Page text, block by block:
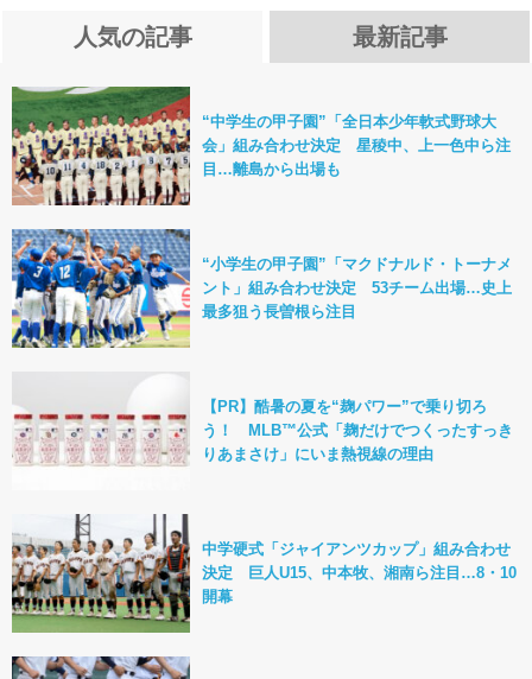
人気の記事 最新記事
“中学生の甲子園”「全日本少年軟式野球大
会」組み合わせ決定 星稜中、上一色中ら注
目…離島から出場も
“小学生の甲子園”「マクドナルド・トーナメ
ント」組み合わせ決定 53チーム出場…史上
最多狙う長曽根ら注目
【PR】酷暑の夏を“麹パワー”で乗り切ろ
う！ MLB™公式「麹だけでつくったすっき
りあまさけ」にいま熱視線の理由
中学硬式「ジャイアンツカップ」組み合わせ
決定 巨人U15、中本牧、湘南ら注目…8・10
開幕